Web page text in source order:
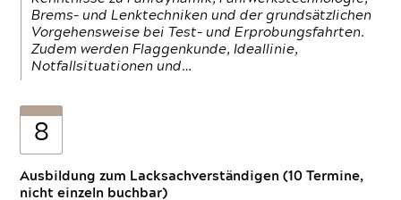
Brems- und Lenktechniken und der grundsätzlichen
Vorgehensweise bei Test- und Erprobungsfahrten.
Zudem werden Flaggenkunde, Ideallinie,
Notfallsituationen und…
8
Ausbildung zum Lacksachverständigen (10 Termine,
nicht einzeln buchbar)